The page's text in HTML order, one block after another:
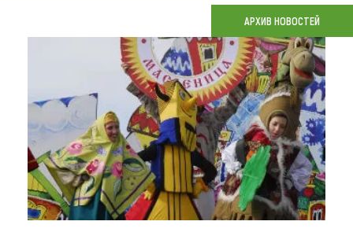
Коллекция впечатлений
Другие рубрики
АРХИВ НОВОСТЕЙ